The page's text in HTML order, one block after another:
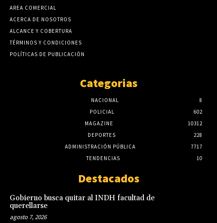
AREA COMERCIAL
ACERCA DE NOSOTROS
ALCANCE Y COBERTURA
TÉRMINOS Y CONDICIONES
POLÍTICAS DE PUBLICACIÓN
Categorias
NACIONAL
8
POLICIAL
602
MAGAZINE
10312
DEPORTES
228
ADMINISTRACIÓN PÚBLICA
7717
TENDENCIAS
10
Destacados
Gobierno busca quitar al INDH facultad de
querellarse
agosto 7, 2026